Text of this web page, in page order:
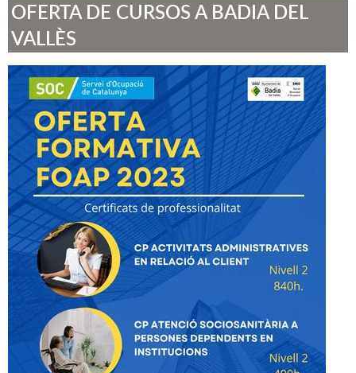
OFERTA DE CURSOS A BADIA DEL
VALLÈS